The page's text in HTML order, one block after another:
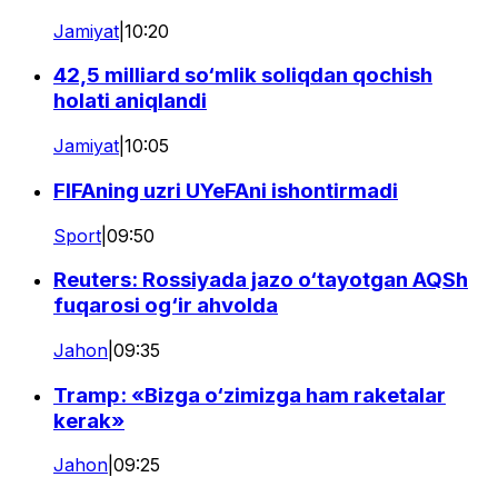
Jamiyat 10:20
42,5 milliard so‘mlik soliqdan qochish
holati aniqlandi
Jamiyat 10:05
FIFAning uzri UYeFAni ishontirmadi
Sport 09:50
Reuters: Rossiyada jazo o‘tayotgan AQSh
fuqarosi og‘ir ahvolda
Jahon 09:35
Tramp: «Bizga o‘zimizga ham raketalar
kerak»
Jahon 09:25